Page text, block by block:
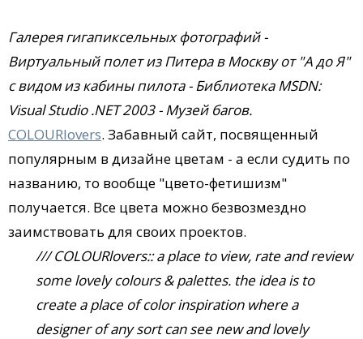
Галерея гигапиксельных фотографий -
Виртуальный полет из Питера в Москву от "А до Я"
с видом из кабины пилота - Библиотека MSDN:
Visual Studio .NET 2003 - Музей багов.
COLOURlovers. Забавный сайт, посвященный
популярным в дизайне цветам - а если судить по
названию, то вообще "цвето-фетишизм"
получается. Все цвета можно безвозмездно
заимствовать для своих проектов.
/// COLOURlovers:: a place to view, rate and review
some lovely colours & palettes. the idea is to
create a place of color inspiration where a
designer of any sort can see new and lovely